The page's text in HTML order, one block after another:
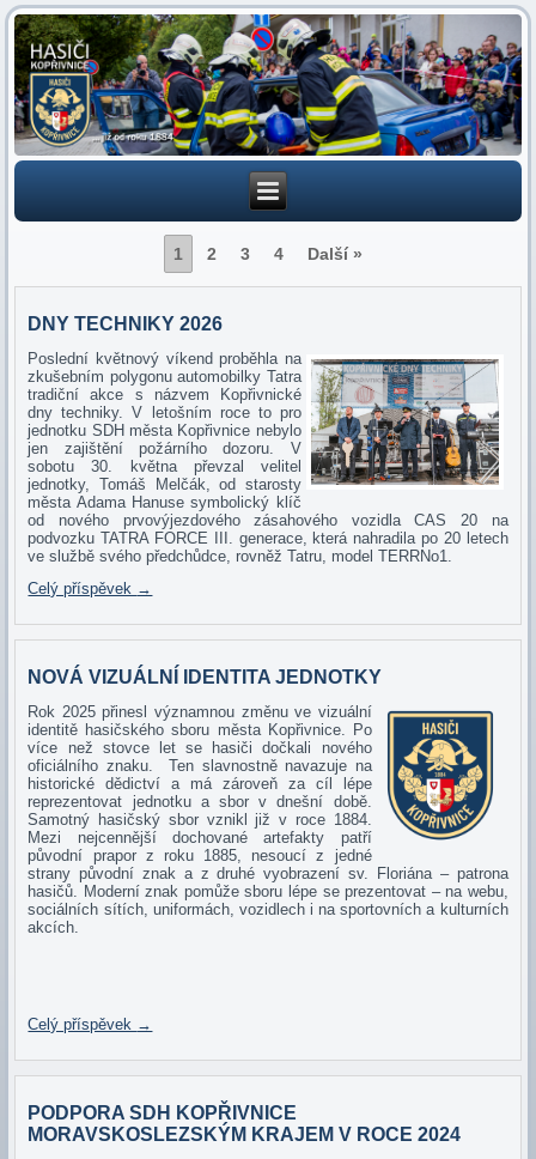
1 2 3 4 Další »
DNY TECHNIKY 2026
Poslední květnový víkend proběhla na
zkušebním polygonu automobilky Tatra
tradiční akce s názvem Kopřivnické
dny techniky. V letošním roce to pro
jednotku SDH města Kopřivnice nebylo
jen zajištění požárního dozoru. V
sobotu 30. května převzal velitel
jednotky, Tomáš Melčák, od starosty
města Adama Hanuse symbolický klíč
od nového prvovýjezdového zásahového vozidla CAS 20 na
podvozku TATRA FORCE III. generace, která nahradila po 20 letech
ve službě svého předchůdce, rovněž Tatru, model TERRNo1.
Celý příspěvek →
NOVÁ VIZUÁLNÍ IDENTITA JEDNOTKY
Rok 2025 přinesl významnou změnu ve vizuální
identitě hasičského sboru města Kopřivnice. Po
více než stovce let se hasiči dočkali nového
oficiálního znaku. Ten slavnostně navazuje na
historické dědictví a má zároveň za cíl lépe
reprezentovat jednotku a sbor v dnešní době.
Samotný hasičský sbor vznikl již v roce 1884.
Mezi nejcennější dochované artefakty patří
původní prapor z roku 1885, nesoucí z jedné
strany původní znak a z druhé vyobrazení sv. Floriána – patrona
hasičů. Moderní znak pomůže sboru lépe se prezentovat – na webu,
sociálních sítích, uniformách, vozidlech i na sportovních a kulturních
akcích.
Celý příspěvek →
PODPORA SDH KOPŘIVNICE
MORAVSKOSLEZSKÝM KRAJEM V ROCE 2024